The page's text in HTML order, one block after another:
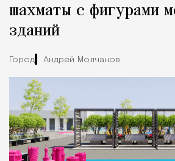
шахматы с фигурами
зданий
Город Андрей Молчанов